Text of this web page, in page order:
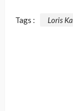
Tags : Loris